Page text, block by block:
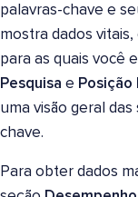
palavras-chave e
mostra dados vitais,
para as quais você
Pesquisa e Posição
uma visão geral
chave.
Para obter dados